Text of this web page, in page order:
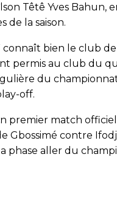
Têtê Yves
de la saison.
bien le club de
permis au club du
du
off.
premier match
Gbossimé contre
phase aller du